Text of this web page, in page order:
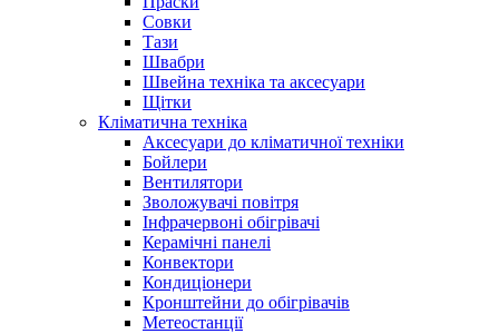
Совки
Тази
Швабри
Швейна техніка та аксесуари
Щітки
Кліматична техніка
Аксесуари до кліматичної техніки
Бойлери
Вентилятори
Зволожувачі повітря
Інфрачервоні обігрівачі
Керамічні панелі
Конвектори
Кондиціонери
Кронштейни до обігрівачів
Метеостанції